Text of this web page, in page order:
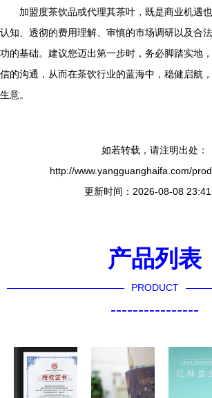
加盟度茶饮品或代理其茶叶，既是商业机遇
认知、透彻的费用理解、审慎的市场调研以及合
功的基础。建议您迈出第一步时，务必脚踏实地
信的沟通，从而在茶饮行业的蓝海中，稳健启航
生意。
如若转载，请注明出处：
http://www.yangguanghaifa.com/
更新时间：2026-08-08
产品列表
PRODUCT
----------------